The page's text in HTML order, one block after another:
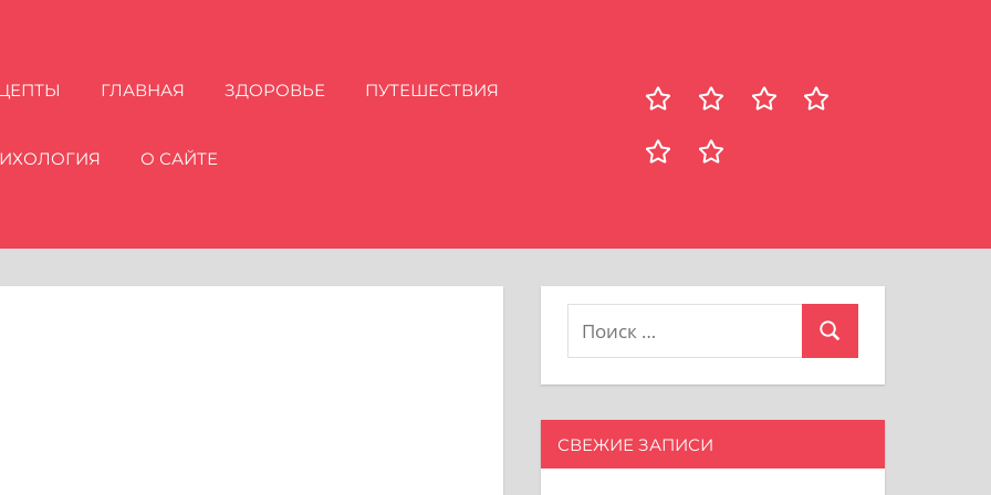
ГЛАВНАЯ ЗДОРОВЬЕ ПУТЕШЕСТВИЯ
О САЙТЕ
РецептыГлавнаяЗдоровьеПутешествия
Психология
о
Поиск
СВЕЖИЕ ЗАПИСИ